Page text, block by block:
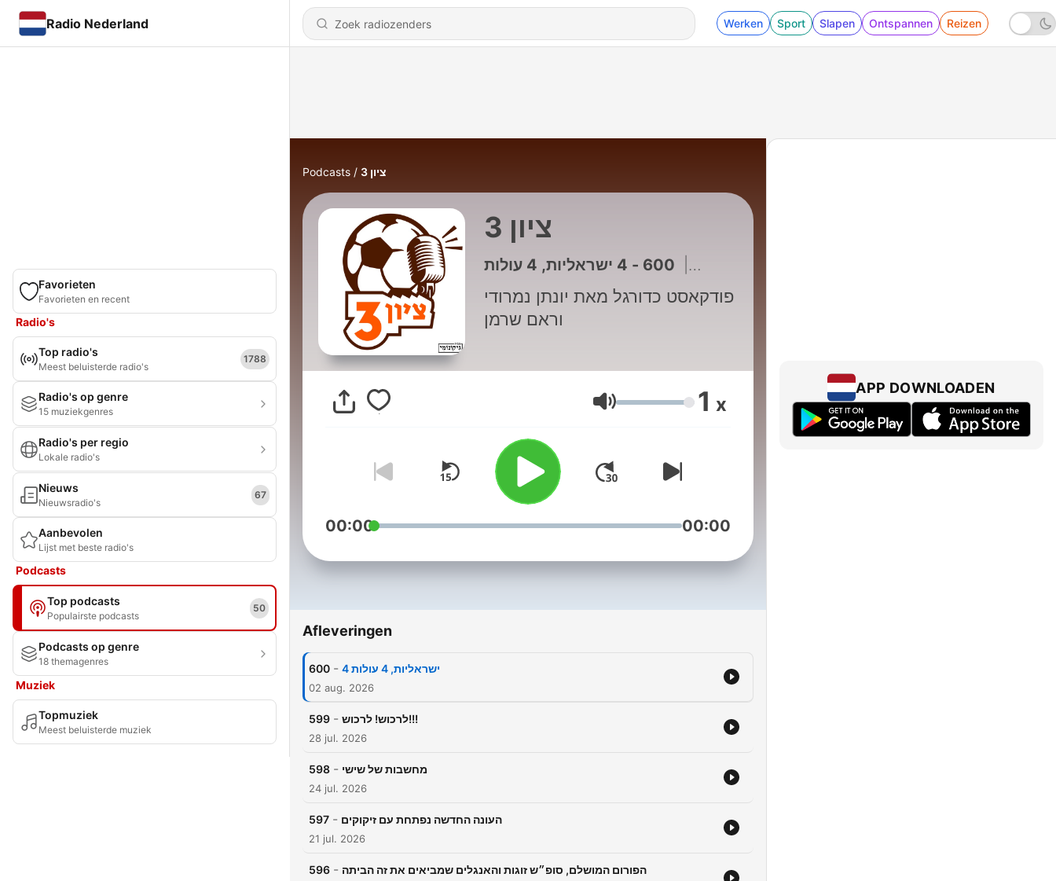
Radio Nederland Werken Sport Slapen Ontspannen Reizen
Favorieten
Favorieten en recent
Radio's
Top radio's
Meest beluisterde radio's
1788
Radio's op genre
15 muziekgenres
Radio's per regio
Lokale radio's
Nieuws
Nieuwsradio's
67
Aanbevolen
Lijst met beste radio's
Podcasts
Top podcasts
Populairste podcasts
50
Podcasts op genre
18 themagenres
Muziek
Topmuziek
Meest beluisterde muziek
Podcasts ציון 3
ציון 3
יונתן נמרודי וראם שרמן 600 - 4 ישראליות, 4 עולות
פודקאסט כדורגל מאת יונתן נמרודי
וראם שרמן
Volume 1 x
00:00 00:00
Afleveringen
600 - 4 ישראליות, 4 עולות
02 aug. 2026
599 - לרכוש! לרכוש!!!
28 jul. 2026
598 - מחשבות של שישי
24 jul. 2026
597 - העונה החדשה נפתחת עם זיקוקים
21 jul. 2026
596 - הפורום המושלם, סופ״ש זוגות והאנגלים שמביאים את זה הביתה
APP DOWNLOADEN